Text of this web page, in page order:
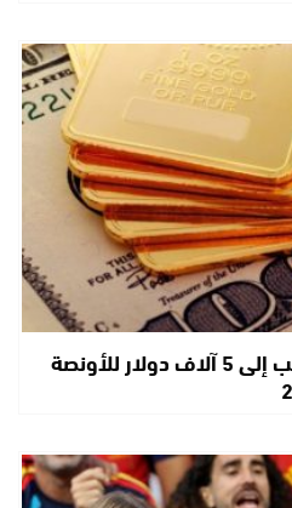
“UBS” يتوقع ارتفاع الذهب إلى 5 آلاف دولار للأونصة